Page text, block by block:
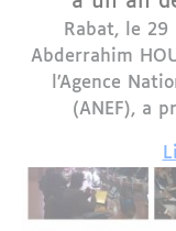
Rabat, le
Abderrahim
l’Agence
(ANEF), a